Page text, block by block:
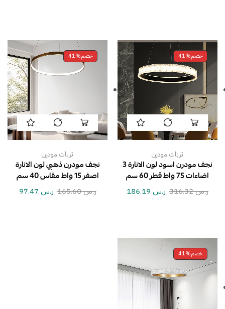
خصم41%
ثريات مودرن
نجف مودرن اسود لون الانارة 3
اضاءات 75 واط قطر 60 سم
ر.س316.32 ر.س
خصم41%
ثريات مودرن
نجف مودرن ذهبي لون الانارة
اصفر 15 واط مقاس 40 سم
ر.س165.60 ر.س
خصم41%